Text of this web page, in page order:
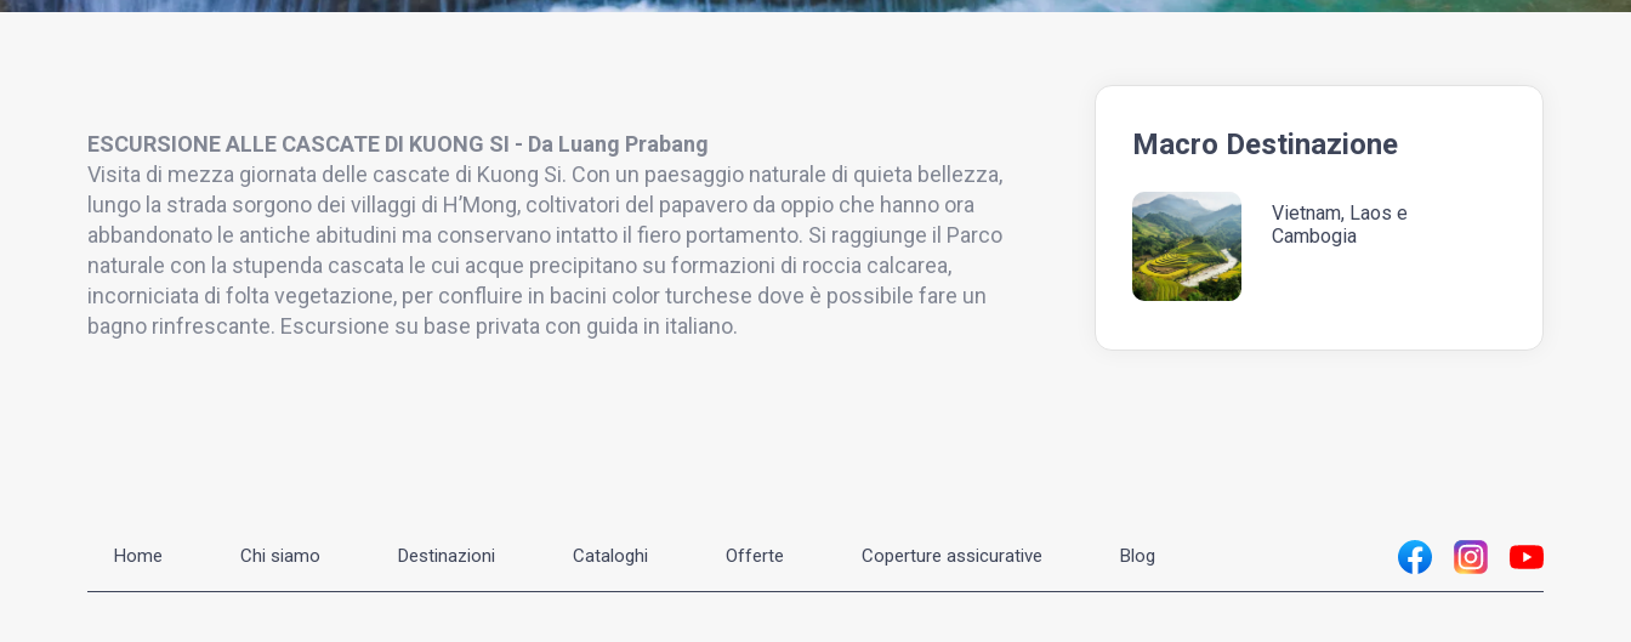
ESCURSIONE ALLE CASCATE DI KUONG SI - Da Luang Prabang
Visita di mezza giornata delle cascate di Kuong Si. Con un paesaggio naturale di quieta bellezza,
lungo la strada sorgono dei villaggi di H’Mong, coltivatori del papavero da oppio che hanno ora
abbandonato le antiche abitudini ma conservano intatto il fiero portamento. Si raggiunge il Parco
naturale con la stupenda cascata le cui acque precipitano su formazioni di roccia calcarea,
incorniciata di folta vegetazione, per confluire in bacini color turchese dove è possibile fare un
bagno rinfrescante. Escursione su base privata con guida in italiano.
Macro Destinazione
Vietnam, Laos e
Cambogia
Home Chi siamo Destinazioni Cataloghi Offerte Coperture assicurative Blog